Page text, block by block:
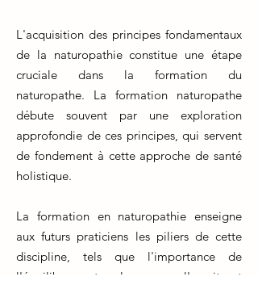
L'acquisition des principes fondamentaux
de la naturopathie constitue une étape
cruciale dans la formation du
naturopathe. La formation naturopathe
débute souvent par une exploration
approfondie de ces principes, qui servent
de fondement à cette approche de santé
holistique.
La formation en naturopathie enseigne
aux futurs praticiens les piliers de cette
discipline, tels que l'importance de
l'équilibre entre le corps, l'esprit et